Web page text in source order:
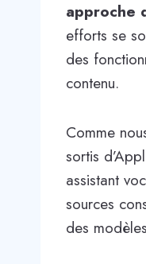
approche
efforts se
des
contenu.
Comme
sortis
assistant
sources
des